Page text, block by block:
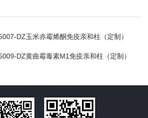
DZ玉米赤霉烯酮免疫亲和柱（定制）
DZ黄曲霉毒素M1免疫亲和柱（定制）